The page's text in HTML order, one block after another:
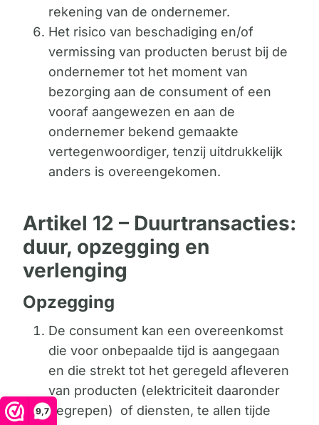
9,7
rekening van de ondernemer.
Het risico van beschadiging en/of
vermissing van producten berust bij de
ondernemer tot het moment van
bezorging aan de consument of een
vooraf aangewezen en aan de
ondernemer bekend gemaakte
vertegenwoordiger, tenzij uitdrukkelijk
anders is overeengekomen.
Artikel 12 – Duurtransacties:
duur, opzegging en
verlenging
Opzegging
De consument kan een overeenkomst
die voor onbepaalde tijd is aangegaan
en die strekt tot het geregeld afleveren
van producten (elektriciteit daaronder
begrepen) of diensten, te allen tijde